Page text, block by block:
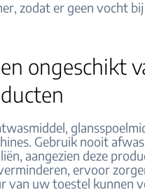
zodat er geen vocht
ongeschikt
Gebruik nooit
aangezien deze
ervoor
van uw toestel kunnen